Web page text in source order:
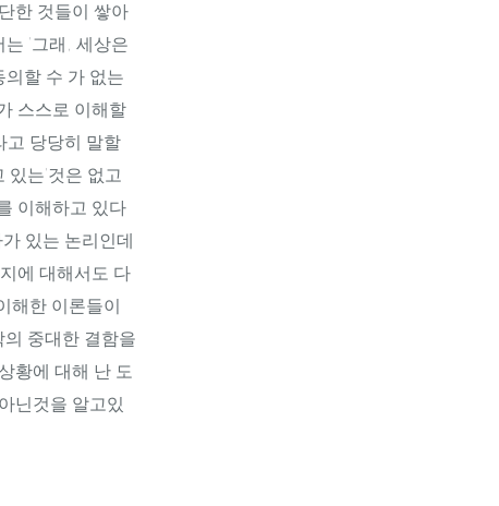
한 것들이 쌓아
는 '그래, 세상은
의할 수 가 없는
스스로 이해할
고 당당히 말할
있는'것은 없고
이해하고 있다
있는 논리인데
에 대해서도 다
해한 이론들이
중대한 결함을
황에 대해 난 도
닌것을 알고있